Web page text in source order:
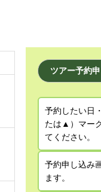
ツアー予約
予約したい日
たは▲）マー
てください。
予約申し込み
ます。